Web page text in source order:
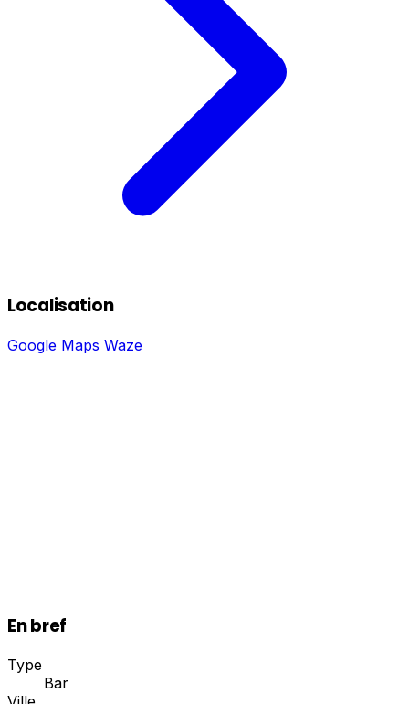
Localisation
Google Maps Waze
En bref
Type
Bar